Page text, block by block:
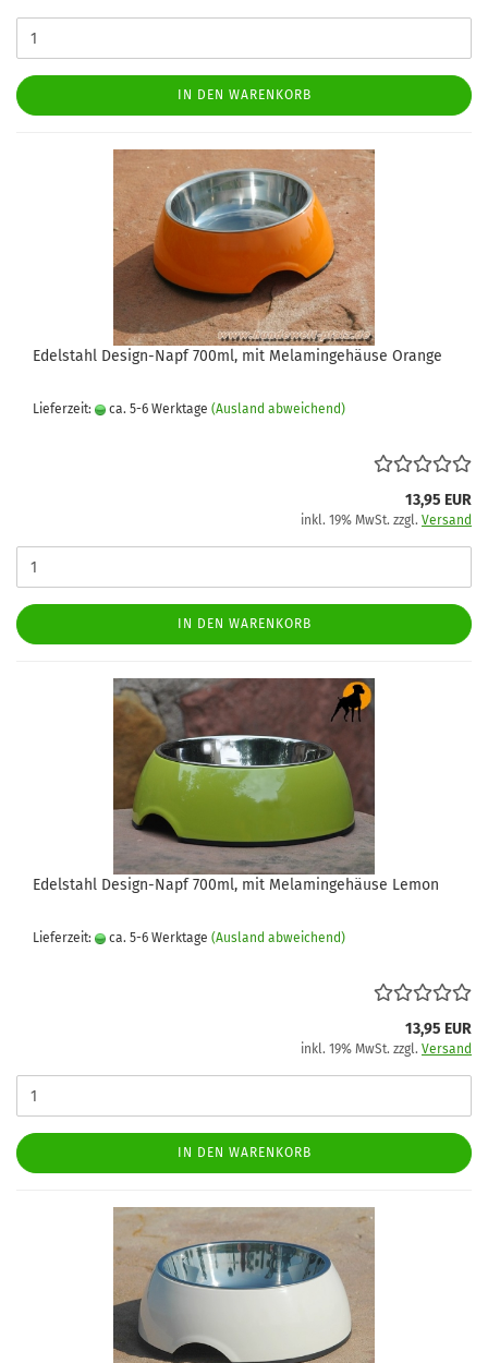
IN DEN WARENKORB
Edelstahl Design-Napf 700ml, mit Melamingehäuse Orange
Lieferzeit: ca. 5-6 Werktage (Ausland abweichend)
13,95 EUR
inkl. 19% MwSt. zzgl. Versand
IN DEN WARENKORB
Edelstahl Design-Napf 700ml, mit Melamingehäuse Lemon
Lieferzeit: ca. 5-6 Werktage (Ausland abweichend)
13,95 EUR
inkl. 19% MwSt. zzgl. Versand
IN DEN WARENKORB